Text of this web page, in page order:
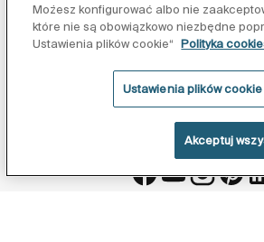
O nas
Obserwuj nas:
Możesz konfigurować albo nie
które nie są obowiązkowo niezbędne
Ustawienia plików cookie“
Polityka
Ustawienia plików cookie
Akceptuj